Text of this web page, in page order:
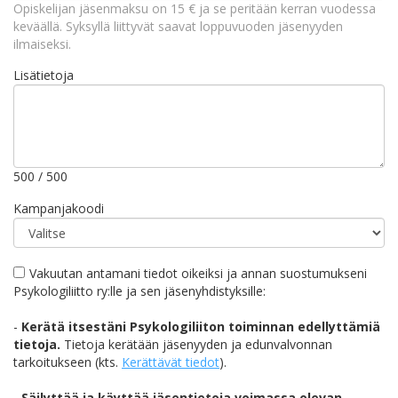
Opiskelijan jäsenmaksu on 15 € ja se peritään kerran vuodessa
keväällä. Syksyllä liittyvät saavat loppuvuoden jäsenyyden
ilmaiseksi.
Lisätietoja
500 / 500
Kampanjakoodi
Vakuutan antamani tiedot oikeiksi ja annan suostumukseni
Psykologiliitto ry:lle ja sen jäsenyhdistyksille:
- Kerätä itsestäni Psykologiliiton toiminnan edellyttämiä
tietoja. Tietoja kerätään jäsenyyden ja edunvalvonnan
tarkoitukseen (kts. Kerättävät tiedot).